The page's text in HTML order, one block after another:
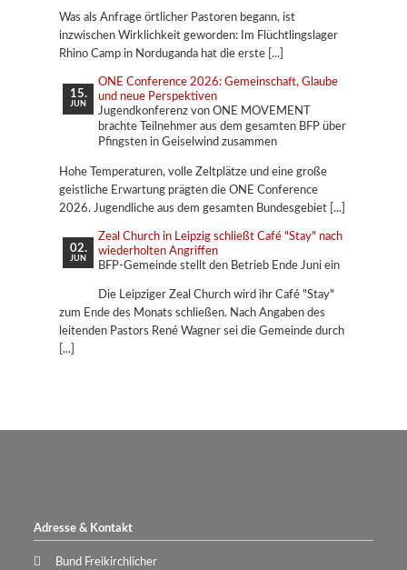
Was als Anfrage örtlicher Pastoren begann, ist
inzwischen Wirklichkeit geworden: Im Flüchtlingslager
Rhino Camp in Norduganda hat die erste
15.
JUN
ONE Conference 2026: Gemeinschaft, Glaube
und neue Perspektiven
Jugendkonferenz von ONE MOVEMENT
brachte Teilnehmer aus dem gesamten BFP über
Pfingsten in Geiselwind zusammen
Hohe Temperaturen, volle Zeltplätze und eine große
geistliche Erwartung prägten die ONE Conference
2026. Jugendliche aus dem gesamten Bundesgebiet
02.
JUN
Zeal Church in Leipzig schließt Café "Stay" nach
wiederholten Angriffen
BFP-Gemeinde stellt den Betrieb Ende Juni ein
Die Leipziger Zeal Church wird ihr Café "Stay"
zum Ende des Monats schließen. Nach Angaben des
leitenden Pastors René Wagner sei die Gemeinde durch
Adresse & Kontakt
Bund Freikirchlicher